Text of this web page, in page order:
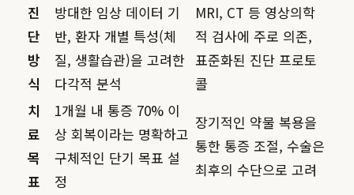
진
단
방
식
방대한 임상 데이터 기
반, 환자 개별 특성(체
질, 생활습관)을 고려한
다각적 분석
MRI, CT 등 영상의학
적 검사에 주로 의존,
표준화된 진단 프로토
콜
치
료
목
표
1개월 내 통증 70% 이
상 회복이라는 명확하고
구체적인 단기 목표 설
정
장기적인 약물 복용을
통한 통증 조절, 수술은
최후의 수단으로 고려